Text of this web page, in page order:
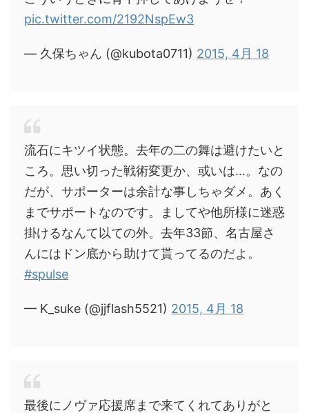
pic.twitter.com/2192NspEw3
— 久保ちゃん (@kubota0711) 2015, 4月 18
流石にキツイ状態。去年の二の舞は避けたいと
ころ。思い切った戦術変更か、或いは…。なの
だが、サポーターは余計な事しちゃダメ。あく
までサポートなのです。ましてや他所様に迷惑
掛けるなんて以ての外。去年33節、名古屋さ
んにはドン底から助けて貰ってるのだよ。
#spulse
— K_suke (@jjflash5521) 2015, 4月 18
最後にノヴァ応援席まで来てくれてありがと